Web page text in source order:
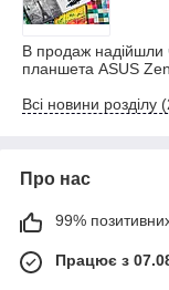
В продаж надійшли
планшета ASUS
Всі новини розділу
Про нас
99% позитивних
Працює з